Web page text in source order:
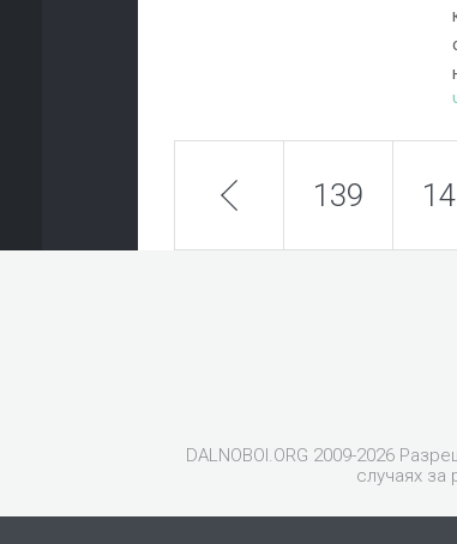
prev 139
DALNOBOI.ORG 2009-2026
случаях